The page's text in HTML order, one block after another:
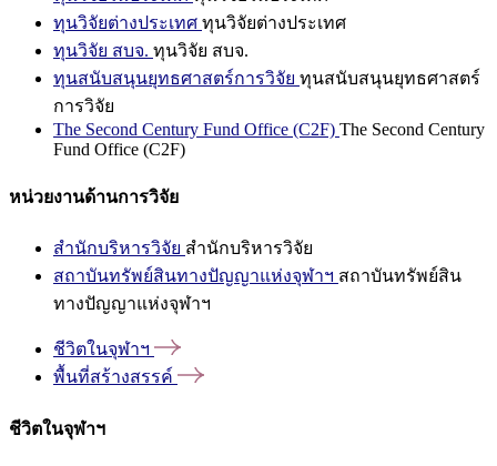
ทุนวิจัยต่างประเทศ ทุนวิจัยต่างประเทศ
ทุนวิจัย สบจ. ทุนวิจัย สบจ.
ทุนสนับสนุนยุทธศาสตร์การวิจัย ทุนสนับสนุนยุทธศาสตร์
การวิจัย
The Second Century Fund Office (C2F) The Second Century
Fund Office (C2F)
หน่วยงานด้านการวิจัย
สำนักบริหารวิจัย สำนักบริหารวิจัย
สถาบันทรัพย์สินทางปัญญาแห่งจุฬาฯ สถาบันทรัพย์สิน
ทางปัญญาแห่งจุฬาฯ
ชีวิตในจุฬาฯ
พื้นที่สร้างสรรค์
ชีวิตในจุฬาฯ